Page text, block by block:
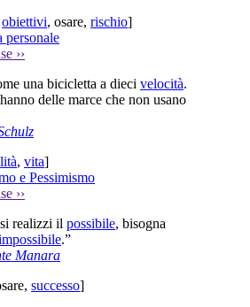
obiettivi, osare, rischio]
personale
››
una bicicletta a dieci velocità.
delle marce che non usano
, vita]
e Pessimismo
››
realizzi il possibile, bisogna
.”
Manara
, successo]